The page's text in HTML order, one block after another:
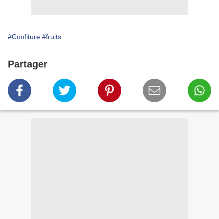
#Confiture #fruits
Partager